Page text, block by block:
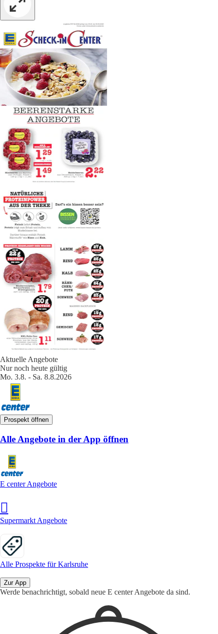
Aktuelle Angebote
Nur noch heute gültig
Mo. 3.8. - Sa. 8.8.2026
Prospekt öffnen
Alle Angebote in der App öffnen
E center Angebote
Supermarkt Angebote
Alle Prospekte für Karlsruhe
Zur App
Werde benachrichtigt, sobald neue E center Angebote da sind.